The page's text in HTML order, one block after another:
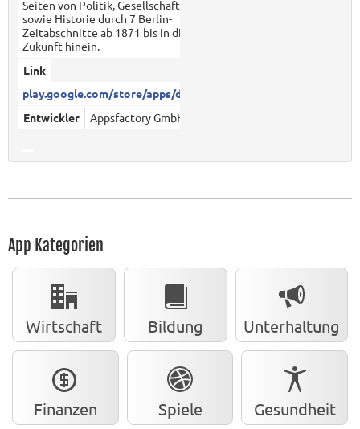
Seiten von Politik, Gesellschaft
sowie Historie durch 7 Berlin-
Zeitabschnitte ab 1871 bis in die
Zukunft hinein.
Link
play.google.com/store/apps/det...
Entwickler
Appsfactory GmbH
App Kategorien
Wirtschaft Bildung Unterhaltung
Finanzen Spiele Gesundheit